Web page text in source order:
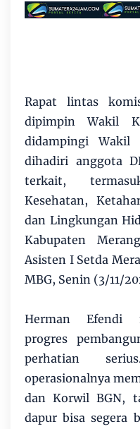
Rapat lintas
dipimpin Wakil
didampingi
dihadiri anggota
terkait,
Kesehatan,
dan Lingkungan
Kabupaten
Asisten I Setda
MBG, Senin (3/11/
Herman Efendi
progres
perhatian
operasionalnya
dan Korwil BGN,
dapur bisa segera